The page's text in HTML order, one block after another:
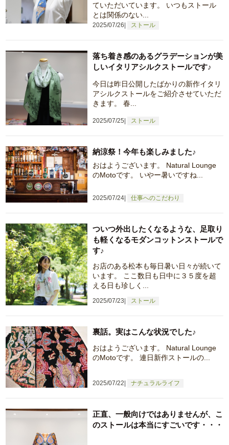
2025/07/26 ストール
ていただいています。 いつもストール
とは関係のない...
2025/07/25 ストール
落ち着き感のあるグラデーションが美
しいイタリアシルクストールです♪
今日は昨日公開したばかりの新作イタリ
アシルクストールをご紹介させていただ
きます。 春...
2025/07/24 仕事へのこだわり
納涼祭！今年も楽しみました♪
おはようございます。 Natural Lounge
のMotoです。 いやー暑いですね...
2025/07/23 ストール
ついつ外出したくなるような、足取り
も軽くなるモダンコットンストールで
す♪
お店のある松本も毎日暑い日々が続いて
います。 ここ数日も日中に３５度を超
える日も珍しく...
2025/07/22 ナチュラルライフ
裏話。実はこんな状況でした♪
おはようございます。 Natural Lounge
のMotoです。 連日新作ストールの...
正直、一般向けではありませんが、こ
のストールは本当にすごいです・・・